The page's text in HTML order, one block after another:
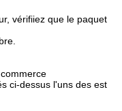
vérifiiez que le paquet
ci-dessus l'uns des est